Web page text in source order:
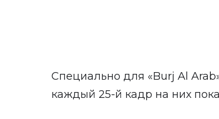
Специально для «Burj Al
каждый 25-й кадр на них